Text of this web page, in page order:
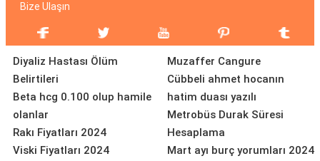
Bize Ulaşın
Diyaliz Hastası Ölüm
Belirtileri
Beta hcg 0.100 olup hamile
olanlar
Rakı Fiyatları 2024
Viski Fiyatları 2024
Muzaffer Cangure
Cübbeli ahmet hocanın
hatim duası yazılı
Metrobüs Durak Süresi
Hesaplama
Mart ayı burç yorumları 2024